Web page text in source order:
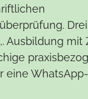
Ausbildung mit
eine